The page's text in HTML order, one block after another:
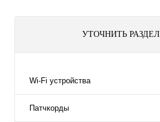
УТОЧНИТЬ РАЗДЕЛ
Wi-Fi устройства
Патчкорды